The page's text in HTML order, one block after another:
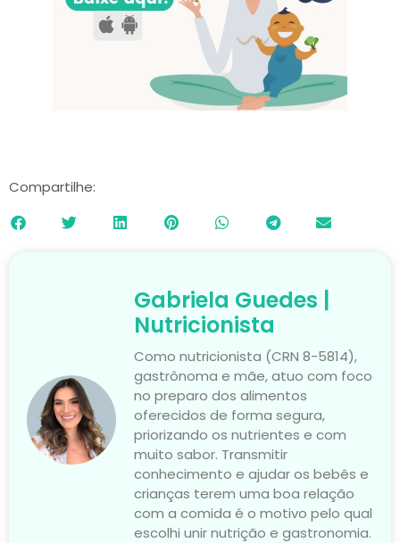
Compartilhe:
Gabriela Guedes |
Nutricionista
Como nutricionista (CRN 8-5814),
gastrônoma e mãe, atuo com foco
no preparo dos alimentos
oferecidos de forma segura,
priorizando os nutrientes e com
muito sabor. Transmitir
conhecimento e ajudar os bebês e
crianças terem uma boa relação
com a comida é o motivo pelo qual
escolhi unir nutrição e gastronomia.